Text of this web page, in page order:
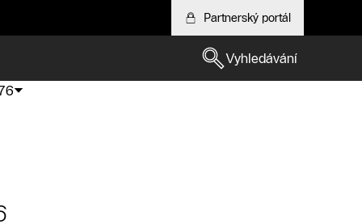
Partnerský portál
Vyhledávání